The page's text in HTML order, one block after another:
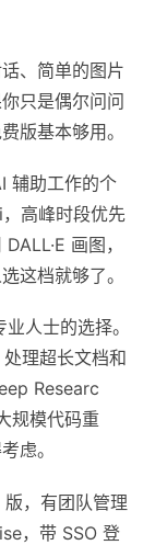
、简单的图片
只是偶尔问问
版基本够用。
助工作的个
高峰时段优先
画图，
这档就够了。
人士的选择。
理超长文档和
Researc
规模代码重
虑。
，有团队管理
，带 SSO 登